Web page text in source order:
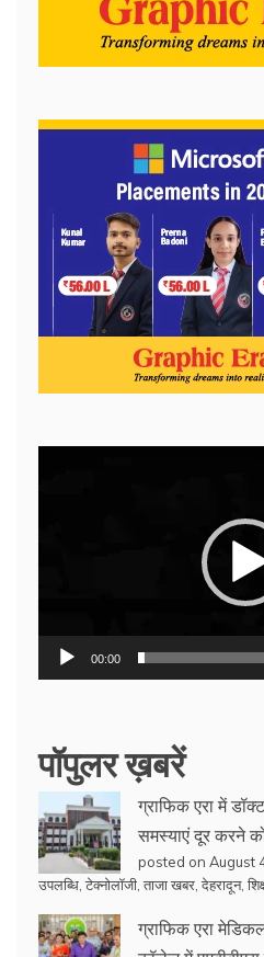
00:00
पॉपुलर ख़बरें
ग्राफिक एरा में
समस्याएं दूर करने
posted on August
उपलब्धि टेक्नोलॉजी ताजा खबर देहरादून,
ग्राफिक एरा